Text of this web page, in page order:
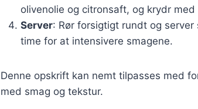
olivenolie og citronsaft, og krydr med
Server: Rør forsigtigt rundt og
time for at intensivere smagene.
Denne opskrift kan nemt tilpasses med
med smag og tekstur.